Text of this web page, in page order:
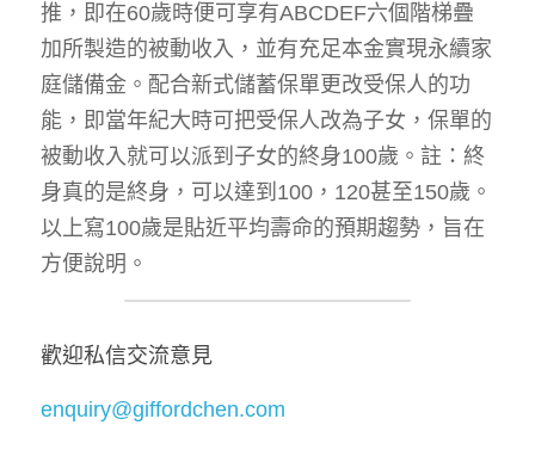
推，即在60歲時便可享有ABCDEF六個階梯疊
加所製造的被動收入，並有充足本金實現永續家
庭儲備金。配合新式儲蓄保單更改受保人的功
能，即當年紀大時可把受保人改為子女，保單的
被動收入就可以派到子女的終身100歲。註：終
身真的是終身，可以達到100，120甚至150歲。
以上寫100歲是貼近平均壽命的預期趨勢，旨在
方便說明。
歡迎私信交流意見
enquiry@giffordchen.com